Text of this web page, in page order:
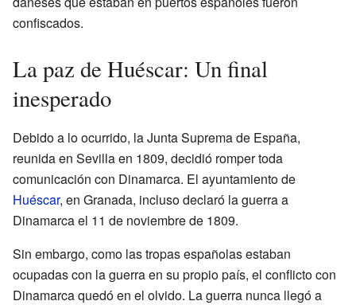
confiscados.
La paz de Huéscar: Un final
inesperado
Debido a lo ocurrido, la Junta Suprema de España,
reunida en Sevilla en 1809, decidió romper toda
comunicación con Dinamarca. El ayuntamiento de
Huéscar, en Granada, incluso declaró la guerra a
Dinamarca el 11 de noviembre de 1809.
Sin embargo, como las tropas españolas estaban
ocupadas con la guerra en su propio país, el conflicto con
Dinamarca quedó en el olvido. La guerra nunca llegó a